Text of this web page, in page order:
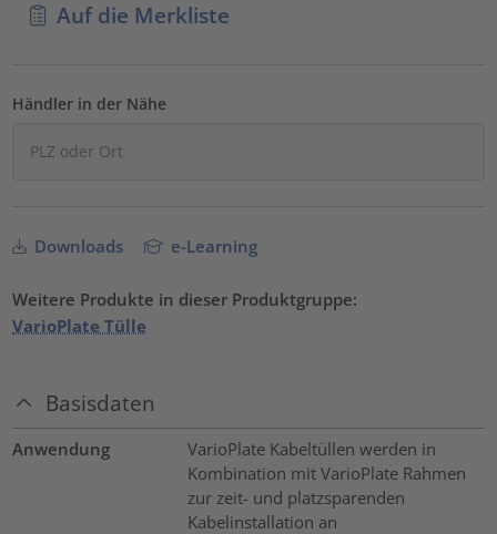
Auf die Merkliste
Händler in der Nähe
Downloads e-Learning
Weitere Produkte in dieser Produktgruppe:
VarioPlate Tülle
Basisdaten
Anwendung
VarioPlate Kabeltüllen werden in
Kombination mit VarioPlate Rahmen
zur zeit- und platzsparenden
Kabelinstallation an